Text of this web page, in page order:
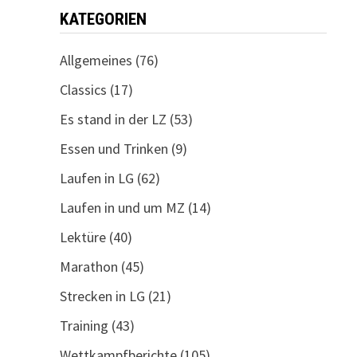
KATEGORIEN
Allgemeines (76)
Classics (17)
Es stand in der LZ (53)
Essen und Trinken (9)
Laufen in LG (62)
Laufen in und um MZ (14)
Lektüre(40)
Marathon (45)
Strecken in LG (21)
Training (43)